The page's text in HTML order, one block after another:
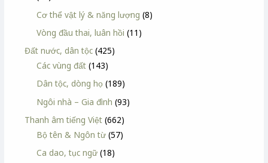
Cơ thể vật lý & năng lượng (8)
Vòng đầu thai, luân hồi (11)
Đất nước, dân tộc (425)
Các vùng đất (143)
Dân tộc, dòng họ (189)
Ngôi nhà – Gia đình (93)
Thanh âm tiếng Việt (662)
Bộ tên & Ngôn từ (57)
Ca dao, tục ngữ (18)